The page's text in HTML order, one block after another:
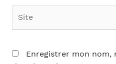
Enregistrer mon nom,